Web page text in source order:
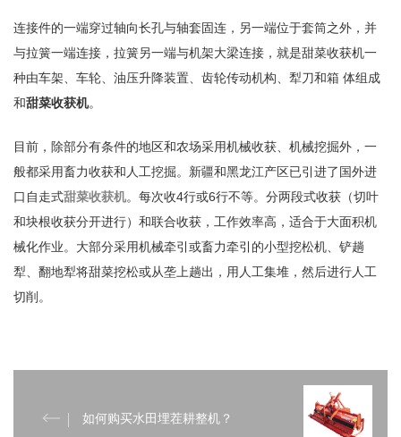
连接件的一端穿过轴向长孔与轴套固连，另一端位于套筒之外，并
与拉簧一端连接，拉簧另一端与机架大梁连接，就是甜菜收获机一
种由车架、车轮、油压升降装置、齿轮传动机构、犁刀和箱 体组成
和甜菜收获机。
目前，除部分有条件的地区和农场采用机械收获、机械挖掘外，一
般都采用畜力收获和人工挖掘。新疆和黑龙江产区已引进了国外进
口自走式甜菜收获机。每次收4行或6行不等。分两段式收获（切叶
和块根收获分开进行）和联合收获，工作效率高，适合于大面积机
械化作业。大部分采用机械牵引或畜力牵引的小型挖松机、铲趟
犁、翻地犁将甜菜挖松或从垄上趟出，用人工集堆，然后进行人工
切削。
如何购买水田埋茬耕整机？